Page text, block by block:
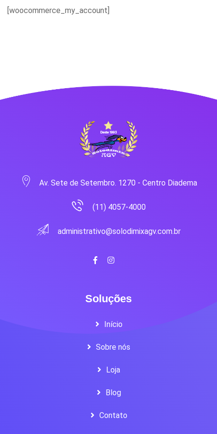
[woocommerce_my_account]
Av. Sete de Setembro. 1270 - Centro Diadema
(11) 4057-4000
administrativo@solodimixagv.com.br
Soluções
Início
Sobre nós
Loja
Blog
Contato